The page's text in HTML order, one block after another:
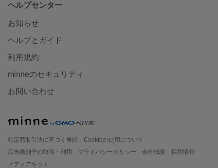
ヘルプセンター
お知らせ
ヘルプとガイド
利用規約
minneのセキュリティ
お問い合わせ
特定商取引法に基づく表記
Cookieの使用について
広告識別子の取得・利用
プライバシーポリシー 会社概要
採用情報
メディアキット